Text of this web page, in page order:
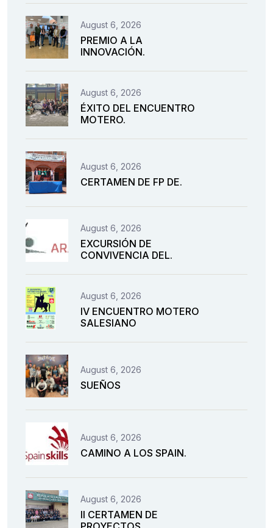
August 6, 2026
PREMIO A LA
INNOVACIÓN.
August 6, 2026
ÉXITO DEL ENCUENTRO
MOTERO.
August 6, 2026
CERTAMEN DE FP DE.
August 6, 2026
EXCURSIÓN DE
CONVIVENCIA DEL.
August 6, 2026
IV ENCUENTRO MOTERO
SALESIANO
August 6, 2026
SUEÑOS
August 6, 2026
CAMINO A LOS SPAIN.
August 6, 2026
II CERTAMEN DE